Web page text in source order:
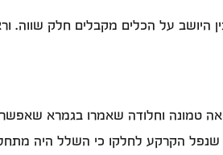
היושב על הכלים מקבלים חלק
וחלודה שאמרו בגמרא שאפשר
שנפל הקרקע לחלקו כי השלל היה